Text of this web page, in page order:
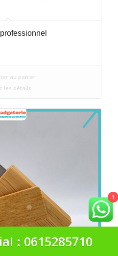
au panier
les détails
1
: 0615285710